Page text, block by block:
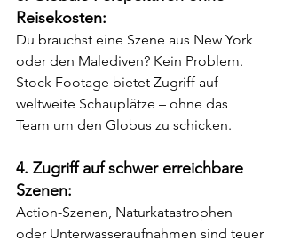
Reisekosten:
Du brauchst eine Szene aus New York
oder den Malediven? Kein Problem.
Stock Footage bietet Zugriff auf
weltweite Schauplätze – ohne das
Team um den Globus zu schicken.
4. Zugriff auf schwer erreichbare
Szenen:
Action-Szenen, Naturkatastrophen
oder Unterwasseraufnahmen sind teuer